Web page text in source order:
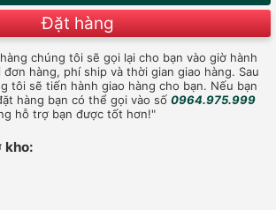
Đặt hàng
chúng tôi sẽ gọi lại cho bạn vào giờ hành
hàng, phí ship và thời gian giao hàng. Sau
tôi sẽ tiến hành giao hàng cho bạn. Nếu bạn
hàng bạn có thể gọi vào số 0964.975.999
hỗ trợ bạn được tốt hơn!"
kho: